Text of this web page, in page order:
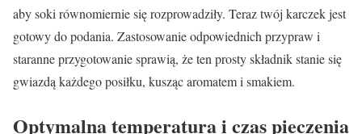
aby soki równomiernie się rozprowadziły. Teraz twój karczek jest
gotowy do podania. Zastosowanie odpowiednich przypraw i
staranne przygotowanie sprawią, że ten prosty składnik stanie się
gwiazdą każdego posiłku, kusząc aromatem i smakiem.
Optymalna temperatura i czas pieczenia